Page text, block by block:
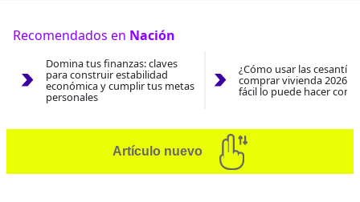
Recomendados en Nación
Domina tus finanzas: claves
para construir estabilidad
económica y cumplir tus metas
personales
¿Cómo usar las
comprar vivienda 2026?
fácil lo puede hacer con
Artículo nuevo